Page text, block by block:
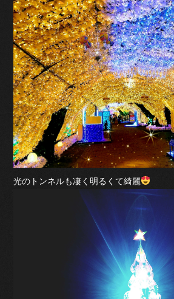
光のトンネルも凄く明るくて綺麗